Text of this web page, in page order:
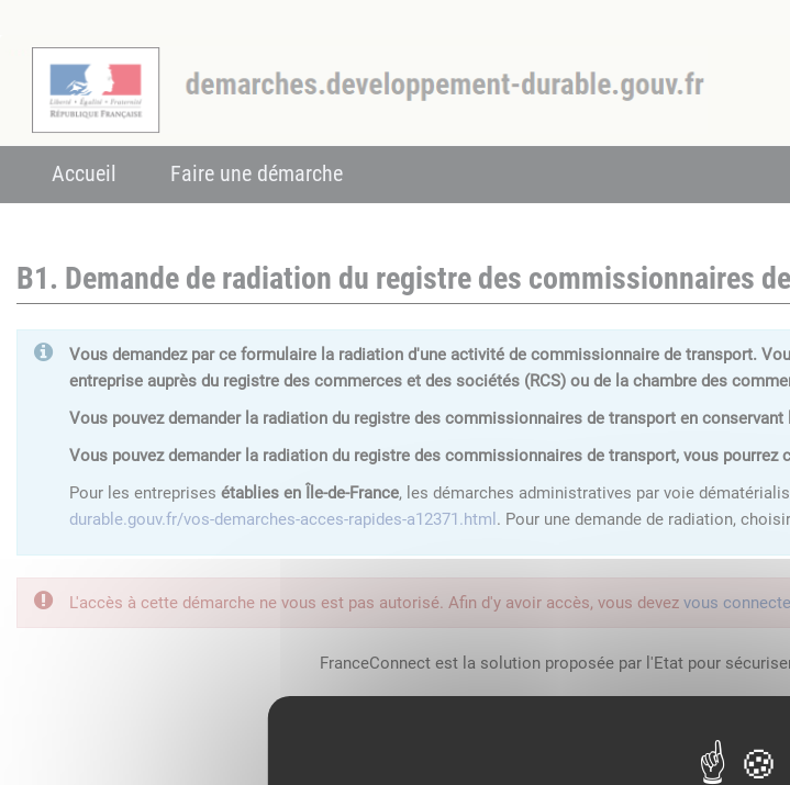
Accueil Faire une démarche
B1. Demande de radiation du registre des commissionnaires
Vous demandez par ce formulaire la radiation d'une activité de commissionnaire de transport.
entreprise auprès du registre des commerces et des sociétés (RCS) ou de la chambre des
Vous pouvez demander la radiation du registre des commissionnaires de transport en
Vous pouvez demander la radiation du registre des commissionnaires de transport, vous
Pour les entreprises établies en Île-de-France, les démarches administratives par voie
durable.gouv.fr/vos-demarches-acces-rapides-a12371.html . Pour une demande de radiation,
L'accès à cette démarche ne vous est pas autorisé. Afin d'y avoir accès, vous devez vous
FranceConnect est la solution proposée par l'Etat pour
Qu'est-ce que